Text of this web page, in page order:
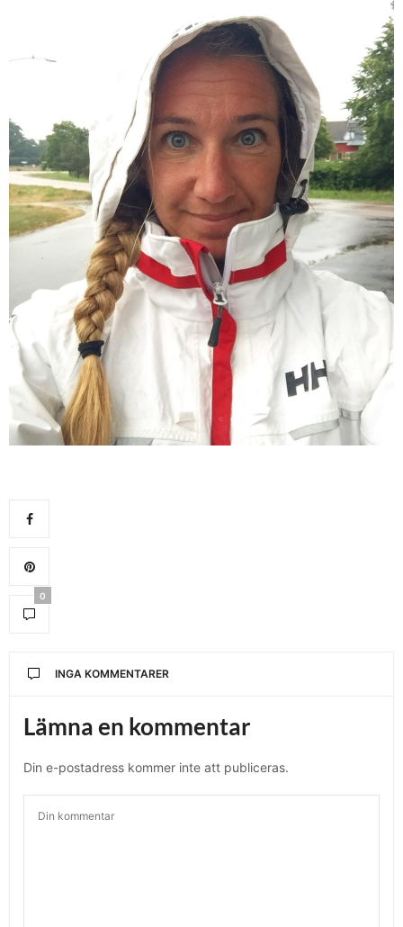
0
INGA KOMMENTARER
Lämna en kommentar
Din e-postadress kommer inte att publiceras.